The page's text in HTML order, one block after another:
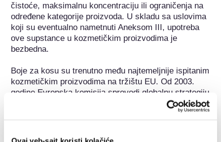
čistoće, maksimalnu koncentraciju ili ograničenja na
određene kategorije proizvoda. U skladu sa uslovima
koji su eventualno nametnuti Aneksom III, upotreba
ove supstance u kozmetičkim proizvodima je
bezbedna.
Boje za kosu su trenutno među najtemeljnije ispitanim
kozmetičkim proizvodima na tržištu EU. Od 2003.
godine Evropska komisija sprovodi globalnu strategiju
za procenu bezbednosti pigmenata i boja za kosu u
Evropi. Više od 100 pojedinačnih boja za kosu
za bezbednost potrošača (SCCS) Komisije EU nakon